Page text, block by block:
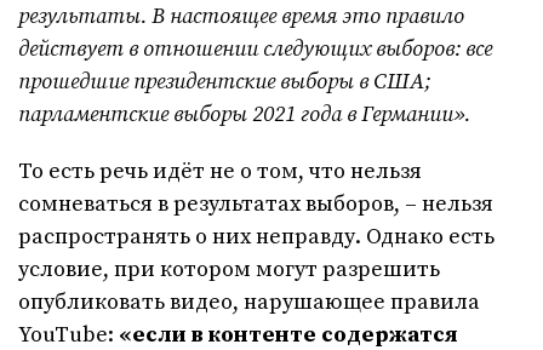
результаты. В настоящее время это правило
действует в отношении следующих выборов: все
прошедшие президентские выборы в США;
парламентские выборы 2021 года в Германии».
То есть речь идёт не о том, что нельзя
сомневаться в результатах выборов, – нельзя
распространять о них неправду. Однако есть
условие, при котором могут разрешить
опубликовать видео, нарушающее правила
YouTube: «если в контенте содержатся